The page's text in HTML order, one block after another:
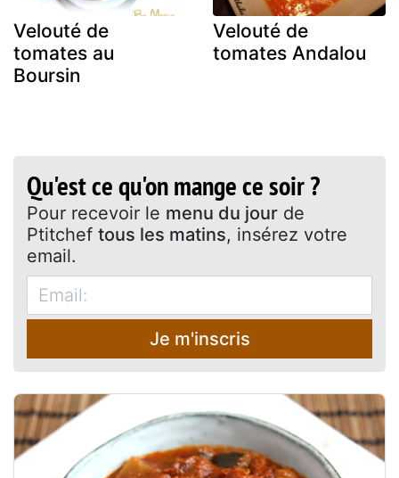
Velouté de
tomates au
Boursin
Velouté de
tomates Andalou
Qu'est ce qu'on mange ce soir ?
Pour recevoir le menu du jour de
Ptitchef tous les matins, insérez votre
email.
Je m'inscris